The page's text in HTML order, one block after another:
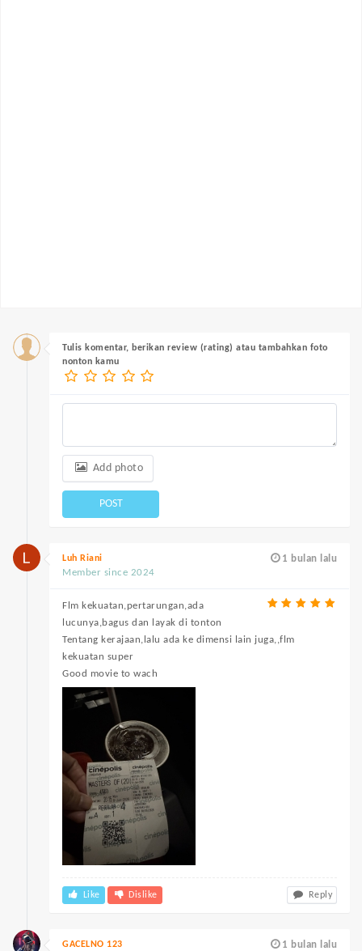
Tulis komentar, berikan review (rating) atau tambahkan foto
nonton kamu
Add photo
POST
1 bulan lalu
Luh Riani
Member since 2024
Flm kekuatan,pertarungan,ada
lucunya,bagus dan layak di tonton
Tentang kerajaan,lalu ada ke dimensi lain juga,,flm
kekuatan super
Good movie to wach
Like Dislike Reply
1 bulan lalu
GACELNO 123